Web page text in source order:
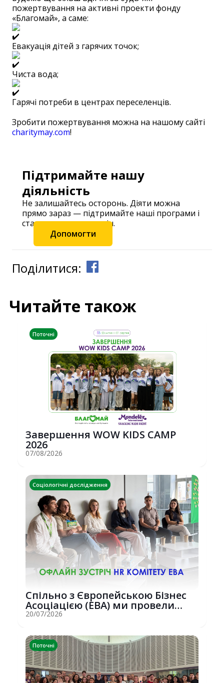
пожертвування на активні проекти фонду
«Благомай», а саме:
Евакуація дітей з гарячих точок;
Чиста вода;
Гарячі потреби в центрах переселенців.
Зробити пожертвування можна на нашому сайті
charitymay.com!
Підтримайте нашу
діяльність
Не залишайтесь осторонь. Діяти можна
прямо зараз — підтримайте наші програми і
станьте частиною змін.
Допомогти
Поділитися:
Читайте також
Поточні
Завершення WOW KIDS CAMP
2026
07/08/2026
Соціологічні дослідження
Спільно з Європейською Бізнес
Асоціацією (EBA) ми провели
потужну о...
20/07/2026
Поточні